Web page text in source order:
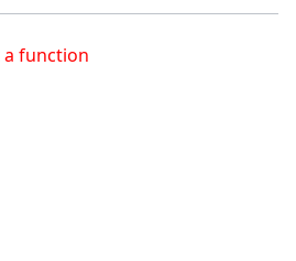
a function